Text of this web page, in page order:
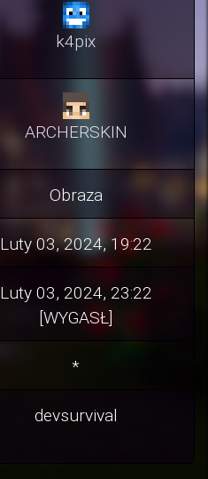
k4pix
ARCHERSKIN
Obraza
Luty 03, 2024, 19:22
Luty 03, 2024, 23:22
[WYGASŁ]
*
devsurvival